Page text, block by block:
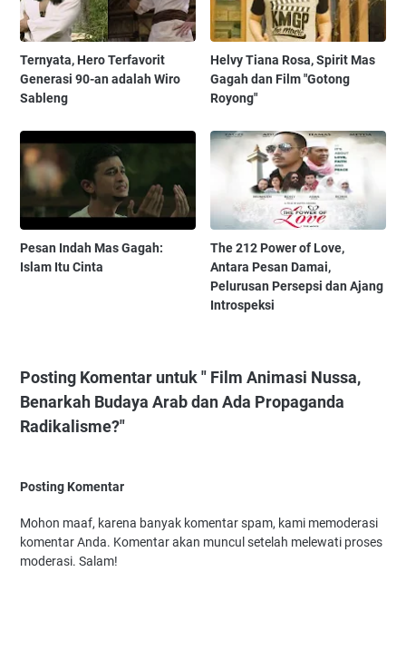
Ternyata, Hero Terfavorit
Generasi 90-an adalah Wiro
Sableng
Helvy Tiana Rosa, Spirit Mas
Gagah dan Film "Gotong
Royong"
Pesan Indah Mas Gagah:
Islam Itu Cinta
The 212 Power of Love,
Antara Pesan Damai,
Pelurusan Persepsi dan Ajang
Introspeksi
Posting Komentar untuk " Film Animasi Nussa,
Benarkah Budaya Arab dan Ada Propaganda
Radikalisme?"
Posting Komentar
Mohon maaf, karena banyak komentar spam, kami memoderasi
komentar Anda. Komentar akan muncul setelah melewati proses
moderasi. Salam!